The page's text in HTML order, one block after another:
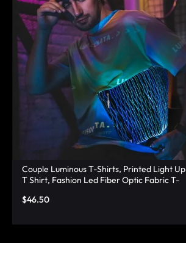
LUMINOUS
FIBER
OPTIC
RAVE
OUTFITS,
GLOWING
RAVE
AND
Couple Luminous T-Shirts, Printed Light Up
T Shirt, Fashion Led Fiber Optic Fabric T-
$46.50